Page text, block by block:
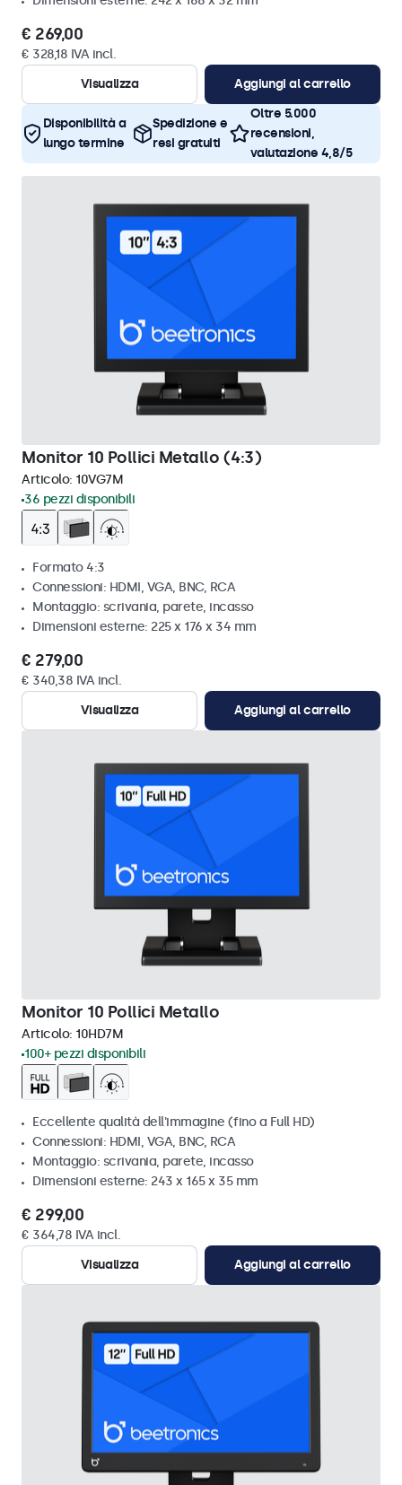
€ 269,00
€ 328,18 IVA incl.
Visualizza
Aggiungi al carrello
Disponibilità a
lungo termine
Spedizione e
resi gratuiti
Oltre 5.000
recensioni,
valutazione 4,8/5
Monitor 10 Pollici Metallo (4:3)
Articolo: 10VG7M
36 pezzi disponibili
Formato 4:3
Connessioni: HDMI, VGA, BNC, RCA
Montaggio: scrivania, parete, incasso
Dimensioni esterne: 225 x 176 x 34 mm
€ 279,00
€ 340,38 IVA incl.
Visualizza
Aggiungi al carrello
Monitor 10 Pollici Metallo
Articolo: 10HD7M
100+ pezzi disponibili
Eccellente qualità dell'immagine (fino a Full HD)
Connessioni: HDMI, VGA, BNC, RCA
Montaggio: scrivania, parete, incasso
Dimensioni esterne: 243 x 165 x 35 mm
€ 299,00
€ 364,78 IVA incl.
Visualizza
Aggiungi al carrello